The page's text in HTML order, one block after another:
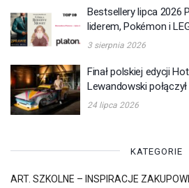
Bestsellery lipca 2026
liderem, Pokémon i
3 sierpnia 2026
Finał polskiej edycji
Lewandowski
24 lipca 2026
KATEGORIE
ART. SZKOLNE – INSPIRACJE